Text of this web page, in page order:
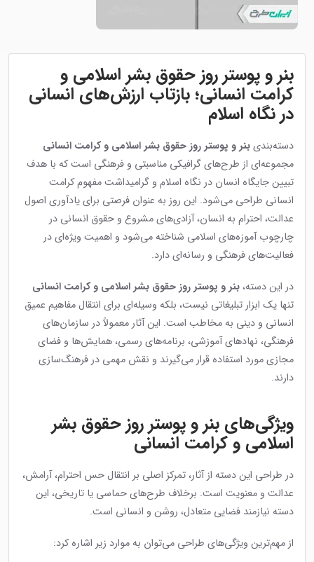
بنر و پوستر روز حقوق بشر اسلامی و
کرامت انسانی؛ بازتاب ارزش‌های انسانی
در نگاه اسلام
دسته‌بندیبنر و پوستر روز حقوق بشر اسلامی و کرامت انسانی
مجموعه‌ای از طرح‌های گرافیکی مناسبتی و فرهنگی است که با هدف
تبیین جایگاه انسان در نگاه اسلام و گرامیداشت مفهوم کرامت
انسانی طراحی می‌شود. این روز به عنوان فرصتی برای یادآوری اصول
عدالت، احترام به انسان، آزادی‌های مشروع و حقوق انسانی در
چارچوب آموزه‌های اسلامی شناخته می‌شود و اهمیت ویژه‌ای در
فعالیت‌های فرهنگی و رسانه‌ای دارد.
در این دسته،بنر و پوستر روز حقوق بشر اسلامی و کرامت انسانی
تنها یک ابزار تبلیغاتی نیست، بلکه وسیله‌ای برای انتقال مفاهیم عمیق
انسانی و دینی به مخاطب است. این آثار معمولاً در سازمان‌های
فرهنگی، نهادهای آموزشی، برنامه‌های رسمی، همایش‌ها و فضای
مجازی مورد استفاده قرار می‌گیرند و نقش مهمی در فرهنگ‌سازی
دارند.
ویژگی‌های بنر و پوستر روز حقوق بشر
اسلامی و کرامت انسانی
در طراحی این دسته از آثار، تمرکز اصلی بر انتقال حس احترام، آرامش،
عدالت و معنویت است. برخلاف طرح‌های حماسی یا تاریخی، این
دسته نیازمند فضایی متعادل، روشن و انسانی است.
از مهم‌ترین ویژگی‌های طراحی می‌توان به موارد زیر اشاره کرد: